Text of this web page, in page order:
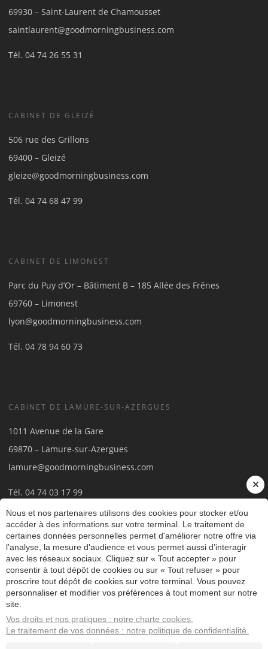
69930 – Saint-Laurent de Chamousset
saintlaurent@goodmorningbusiness.com
Tél.04 74 26 55 31
CABINET DE GLEIZÉ
506 rue des Grillons
69400 – Gleizé
gleize@goodmorningbusiness.com
Tél.04 74 68 47 99
CABINET DE LIMONEST
Parc du Puy d’Or – Bâtiment B – 185 Allée des Frênes
69760 – Limonest
lyon@goodmorningbusiness.com
Tél.04 78 94 60 73
CABINET DE LAMURE-SUR-AZERGUES
1011 Avenue de la Gare
69870 – Lamure-sur-Azergues
lamure@goodmorningbusiness.com
Tél.04 74 03 17 99
© 2018 - 2026
SITE RÉALISÉ PAR LES ECHOS
PUBLISHING
Mentions légales et RGPD
Nous et nos partenaires utilisons des cookies pour stocker et/ou
accéder à des informations sur votre terminal. Le traitement de
certaines données personnelles permet d'améliorer notre offre via
l'analyse, la mesure d'audience et vous permet aussi d’interagir
avec les réseaux sociaux. Cliquez sur « Tout accepter » pour
consentir à tout dépôt de cookies ou sur « Tout refuser » pour
proscrire tout dépôt de cookies sur votre terminal. Vous pouvez
personnaliser et modifier vos préférences à tout moment sur notre
site.
Vos droits et nos pratiques : notre charte cookies.
Le traitement de vos données : notre politique de confidentialité.